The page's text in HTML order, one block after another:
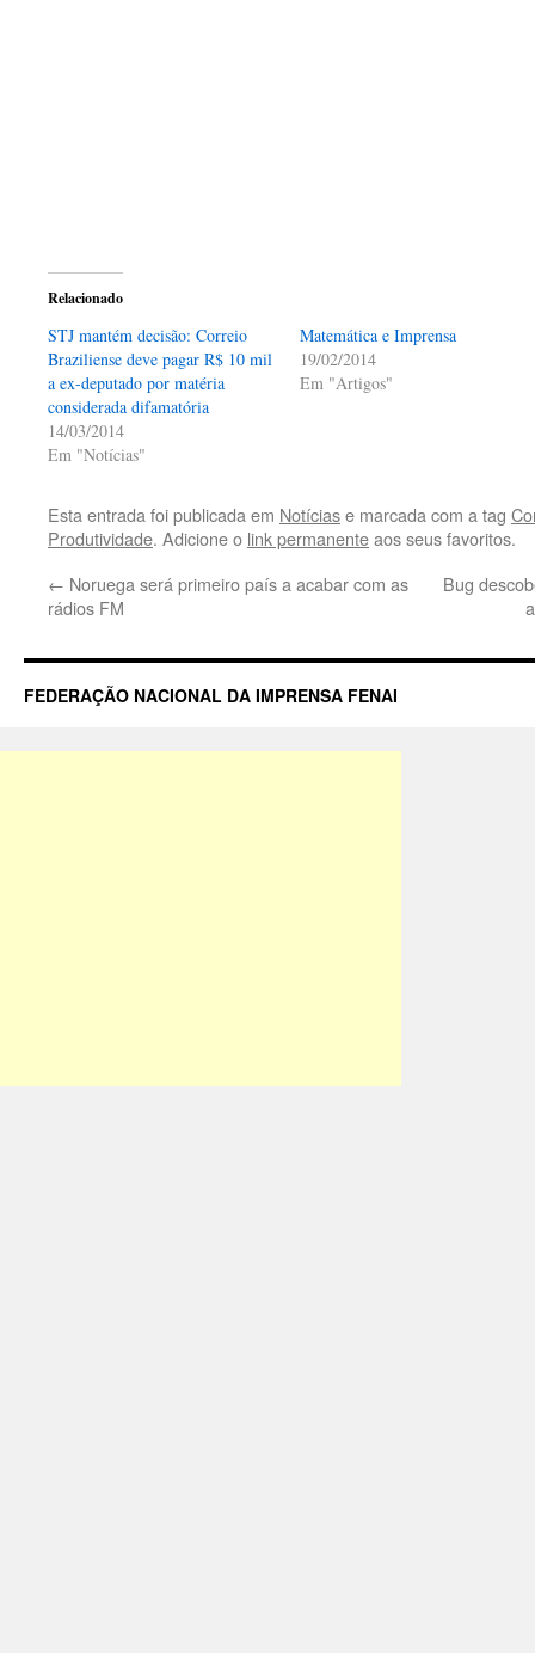
Relacionado
STJ mantém decisão: Correio
Braziliense deve pagar R$ 10 mil
a ex-deputado por matéria
considerada difamatória
14/03/2014
Em "Notícias"
Matemática e Imprensa
19/02/2014
Em "Artigos"
Esta entrada foi publicada em Notíciase marcada com a tag
Produtividade. Adicione o link permanenteaos seus favoritos.
← Noruega será primeiro país a acabar com as
rádios FM
Bug
FEDERAÇÃO NACIONAL DA IMPRENSA FENAI